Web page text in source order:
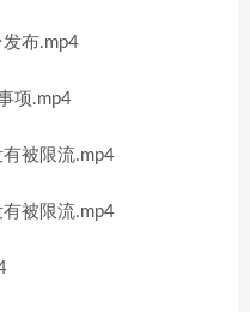
布.mp4
项.mp4
被限流.mp4
被限流.mp4